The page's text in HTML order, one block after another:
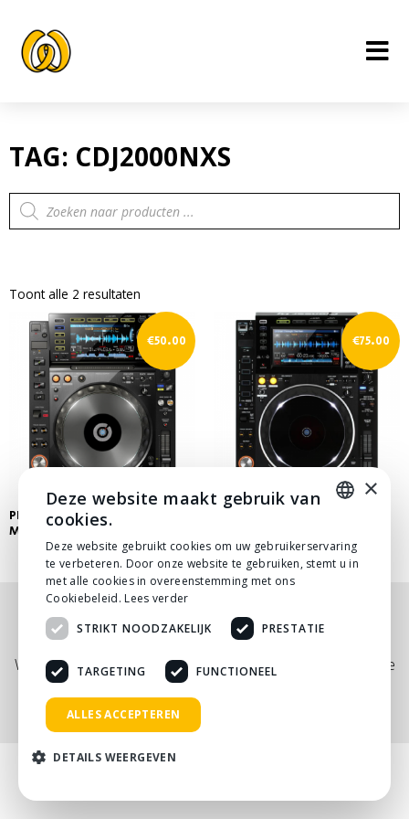
inhoud
TAG: CDJ2000NXS
Producten
zoeken
Toont alle 2 resultaten
PIONEER CDJ2000 NXS
MEDIASPELER
€50.00 €75.00
Nog niet helemaal gevonden wat je zocht? Bekijk
onze
contact
Wij adviseren je graag via telefoon, mail of tijdens een kopje
koffie!
DUTCH
×
Deze website maakt gebruik van
cookies.
Deze website gebruikt cookies om uw gebruikerservaring
te verbeteren. Door onze website te gebruiken, stemt u in
met alle cookies in overeenstemming met ons
Cookiebeleid. Lees verder
STRIKT NOODZAKELIJK
PRESTATIE
TARGETING FUNCTIONEEL
ALLES ACCEPTEREN
DETAILS WEERGEVEN